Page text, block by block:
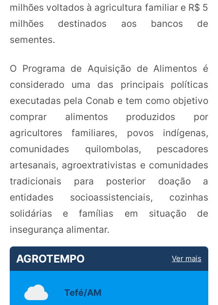
milhões voltados à agricultura familiar e R$ 5
milhões destinados aos bancos de
sementes.
O Programa de Aquisição de Alimentos é
considerado uma das principais políticas
executadas pela Conab e tem como objetivo
comprar alimentos produzidos por
agricultores familiares, povos indígenas,
comunidades quilombolas, pescadores
artesanais, agroextrativistas e comunidades
tradicionais para posterior doação a
entidades socioassistenciais, cozinhas
solidárias e famílias em situação de
insegurança alimentar.
AGROTEMPO Ver mais
Tefé/AM